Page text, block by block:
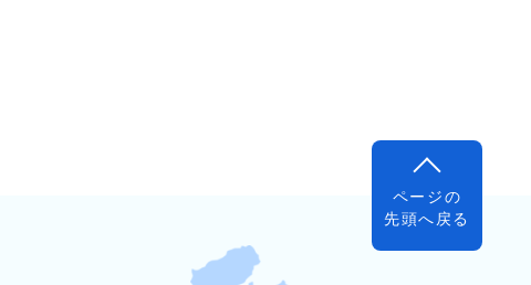
ページの
先頭へ戻る